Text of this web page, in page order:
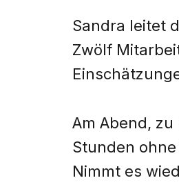
Sandra leitet
Zwölf
Am Abend,
Stunden
Nimmt es